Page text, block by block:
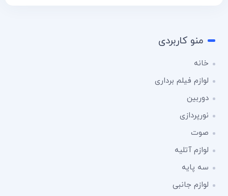
منو کاربردی
خانه
لوازم فیلم برداری
دوربین
نورپردازی
صوت
لوازم آتلیه
سه پایه
لوازم جانبی